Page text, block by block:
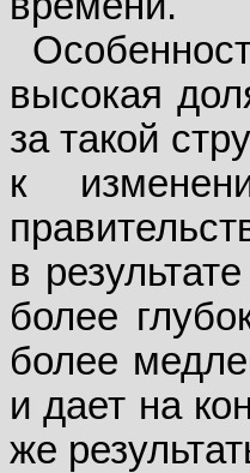
высокая
за такой
к
в
более
более
и дает на
же